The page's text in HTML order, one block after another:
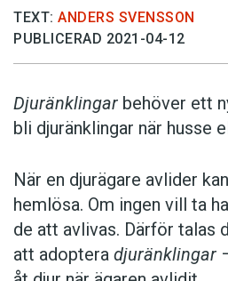
TEXT: ANDERS SVENSSON
PUBLICERAD 2021-04-12
Djuränklingar behöver ett
bli djuränklingar när husse
När en djurägare avlider
hemlösa. Om ingen vill ta
de att avlivas. Därför talas
att adoptera djuränklingar